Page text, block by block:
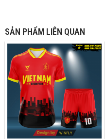
SẢN PHẨM LIÊN QUAN